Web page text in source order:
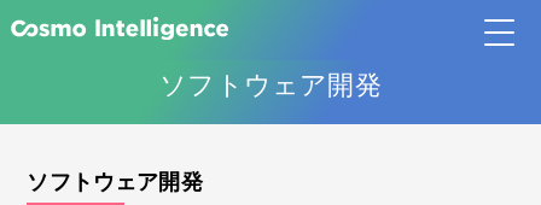
ソフトウェア開発
ソフトウェア開発